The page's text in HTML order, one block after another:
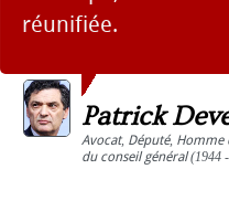
réunifiée.
Patrick
Avocat, Député, Homme
du conseil général(1944